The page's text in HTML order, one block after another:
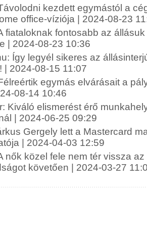
kezdett egymástól a
office-víziója | 2024-08-23
fiataloknak fontosabb az
| 2024-08-23 10:36
Így legyél sikeres az
| 2024-08-15 11:07
egymás elvárásait a
08-14 10:46
Kiváló elismerést érő
| 2024-06-25 09:29
Gergely lett a Mastercard
| 2024-04-03 12:59
nők közel fele nem tér vissza
követően | 2024-03-27